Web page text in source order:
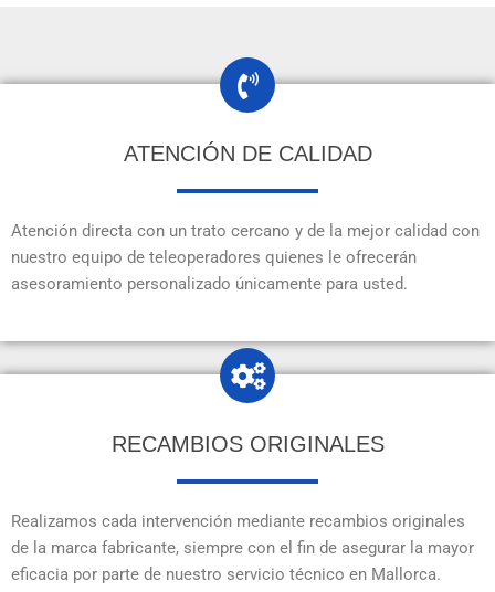
ATENCIÓN DE CALIDAD
Atención directa con un trato cercano y de la mejor calidad con
nuestro equipo de teleoperadores quienes le ofrecerán
asesoramiento personalizado únicamente para usted.
RECAMBIOS ORIGINALES
Realizamos cada intervención mediante recambios originales
de la marca fabricante, siempre con el fin de asegurar la mayor
eficacia por parte de nuestro servicio técnico en Mallorca.